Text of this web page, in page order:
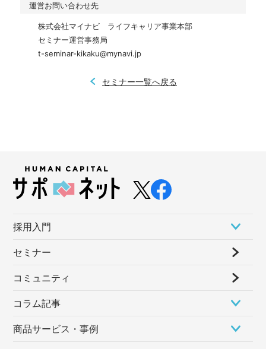
運営お問い合わせ先
株式会社マイナビ　ライフキャリア事業本部
セミナー運営事務局
t-seminar-kikaku@mynavi.jp
セミナー一覧へ戻る
採⽤⼊⾨
セミナー
コミュニティ
コラム記事
商品サービス・事例